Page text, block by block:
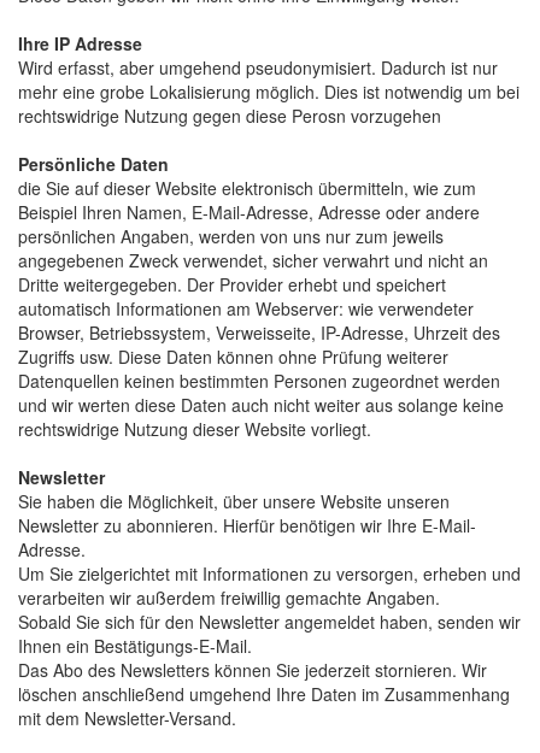
Ihre IP Adresse
Wird erfasst, aber umgehend pseudonymisiert. Dadurch ist nur
mehr eine grobe Lokalisierung möglich. Dies ist notwendig um bei
rechtswidrige Nutzung gegen diese Perosn vorzugehen
Persönliche Daten
die Sie auf dieser Website elektronisch übermitteln, wie zum
Beispiel Ihren Namen, E-Mail-Adresse, Adresse oder andere
persönlichen Angaben, werden von uns nur zum jeweils
angegebenen Zweck verwendet, sicher verwahrt und nicht an
Dritte weitergegeben. Der Provider erhebt und speichert
automatisch Informationen am Webserver: wie verwendeter
Browser, Betriebssystem, Verweisseite, IP-Adresse, Uhrzeit des
Zugriffs usw. Diese Daten können ohne Prüfung weiterer
Datenquellen keinen bestimmten Personen zugeordnet werden
und wir werten diese Daten auch nicht weiter aus solange keine
rechtswidrige Nutzung dieser Website vorliegt.
Newsletter
Sie haben die Möglichkeit, über unsere Website unseren
Newsletter zu abonnieren. Hierfür benötigen wir Ihre E-Mail-
Adresse.
Um Sie zielgerichtet mit Informationen zu versorgen, erheben und
verarbeiten wir außerdem freiwillig gemachte Angaben.
Sobald Sie sich für den Newsletter angemeldet haben, senden wir
Ihnen ein Bestätigungs-E-Mail.
Das Abo des Newsletters können Sie jederzeit stornieren. Wir
löschen anschließend umgehend Ihre Daten im Zusammenhang
mit dem Newsletter-Versand.